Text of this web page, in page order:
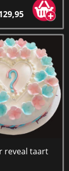
reveal taart